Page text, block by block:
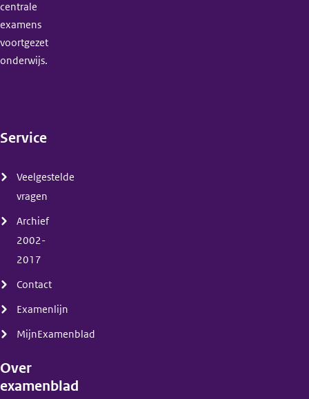
centrale
examens
voortgezet
onderwijs.
Service
Veelgestelde
vragen
Archief
2002-
2017
Contact
Examenlijn
MijnExamenblad
Over
examenblad